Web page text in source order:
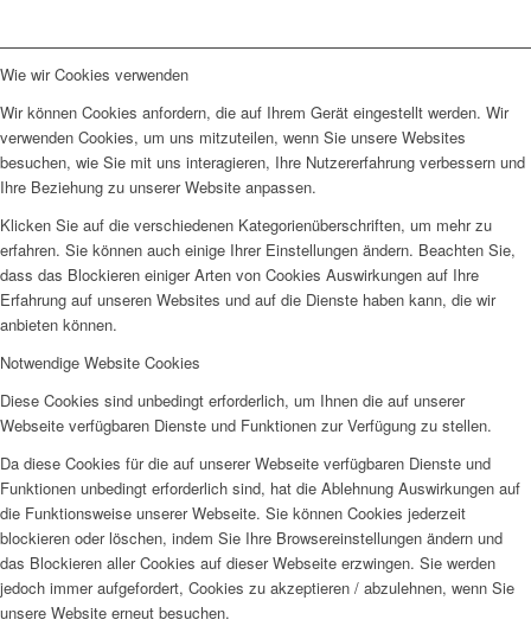
Wie wir Cookies verwenden
Wir können Cookies anfordern, die auf Ihrem Gerät eingestellt werden. Wir
verwenden Cookies, um uns mitzuteilen, wenn Sie unsere Websites
besuchen, wie Sie mit uns interagieren, Ihre Nutzererfahrung verbessern und
Ihre Beziehung zu unserer Website anpassen.
Klicken Sie auf die verschiedenen Kategorienüberschriften, um mehr zu
erfahren. Sie können auch einige Ihrer Einstellungen ändern. Beachten Sie,
dass das Blockieren einiger Arten von Cookies Auswirkungen auf Ihre
Erfahrung auf unseren Websites und auf die Dienste haben kann, die wir
anbieten können.
Notwendige Website Cookies
Diese Cookies sind unbedingt erforderlich, um Ihnen die auf unserer
Webseite verfügbaren Dienste und Funktionen zur Verfügung zu stellen.
Da diese Cookies für die auf unserer Webseite verfügbaren Dienste und
Funktionen unbedingt erforderlich sind, hat die Ablehnung Auswirkungen auf
die Funktionsweise unserer Webseite. Sie können Cookies jederzeit
blockieren oder löschen, indem Sie Ihre Browsereinstellungen ändern und
das Blockieren aller Cookies auf dieser Webseite erzwingen. Sie werden
jedoch immer aufgefordert, Cookies zu akzeptieren / abzulehnen, wenn Sie
unsere Website erneut besuchen.